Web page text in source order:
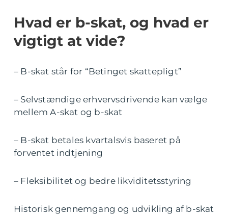
Hvad er b-skat, og hvad er
vigtigt at vide?
– B-skat står for “Betinget skattepligt”
– Selvstændige erhvervsdrivende kan vælge
mellem A-skat og b-skat
– B-skat betales kvartalsvis baseret på
forventet indtjening
– Fleksibilitet og bedre likviditetsstyring
Historisk gennemgang og udvikling af b-skat